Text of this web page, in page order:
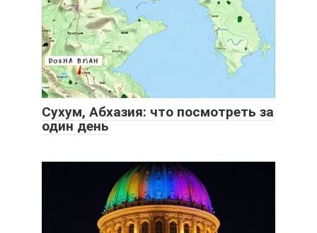
Сухум, Абхазия: что посмотреть за
один день